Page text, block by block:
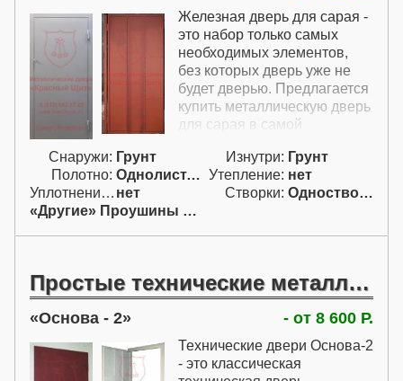
Железная дверь для сарая -
это набор только самых
необходимых элементов,
без которых дверь уже не
будет дверью. Предлагается
купить металлическую дверь
для сарая в самой
без каких-либо
дополнительных элементов.
В цену этой двери для сарая
включены только проушины
для навесного замка.
недорого не имеют. Двери в
сарай на фото оснащены
двумя простыми петлями. В
тоже время металл двери
должен быть защищен от
коррозии, поэтому без
Снаружи: Грунт Изнутри: Грунт
Полотно:
Однолист. проф. Утепление: нет
Уплотнение: нет Створки:
Одностворчатая (А)
«Другие» Проушины для навесн.
Простые технические металлические двери
Основа - 2 - от 8 600 Р.
Технические двери Основа-2
- это классическая